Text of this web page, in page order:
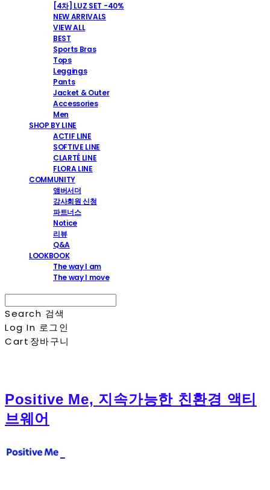
[4차] LUZ SET -40%
NEW ARRIVALS
VIEW ALL
BEST
Sports Bras
Tops
Leggings
Pants
Jacket & Outer
Accessories
Men
SHOP BY LINE
ACTIF LINE
SOFTIVE LINE
CLARTÉ LINE
FLORA LINE
COMMUNITY
앰버서더
강사회원 신청
파트너스
Notice
리뷰
Q&A
LOOKBOOK
The way I am
The way I move
Search 검색
Log In 로그인
Cart 장바구니
Positive Me, 지속가능한 친환경 액티
브웨어